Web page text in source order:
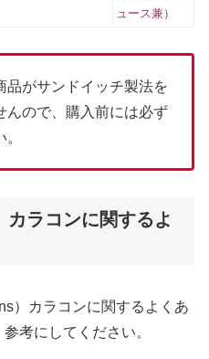
ュース兼）
品がサンドイッチ製法を
んので、購入前には必ず
ラコンに関するよ
）カラコンに関するよくあ
考にしてください。